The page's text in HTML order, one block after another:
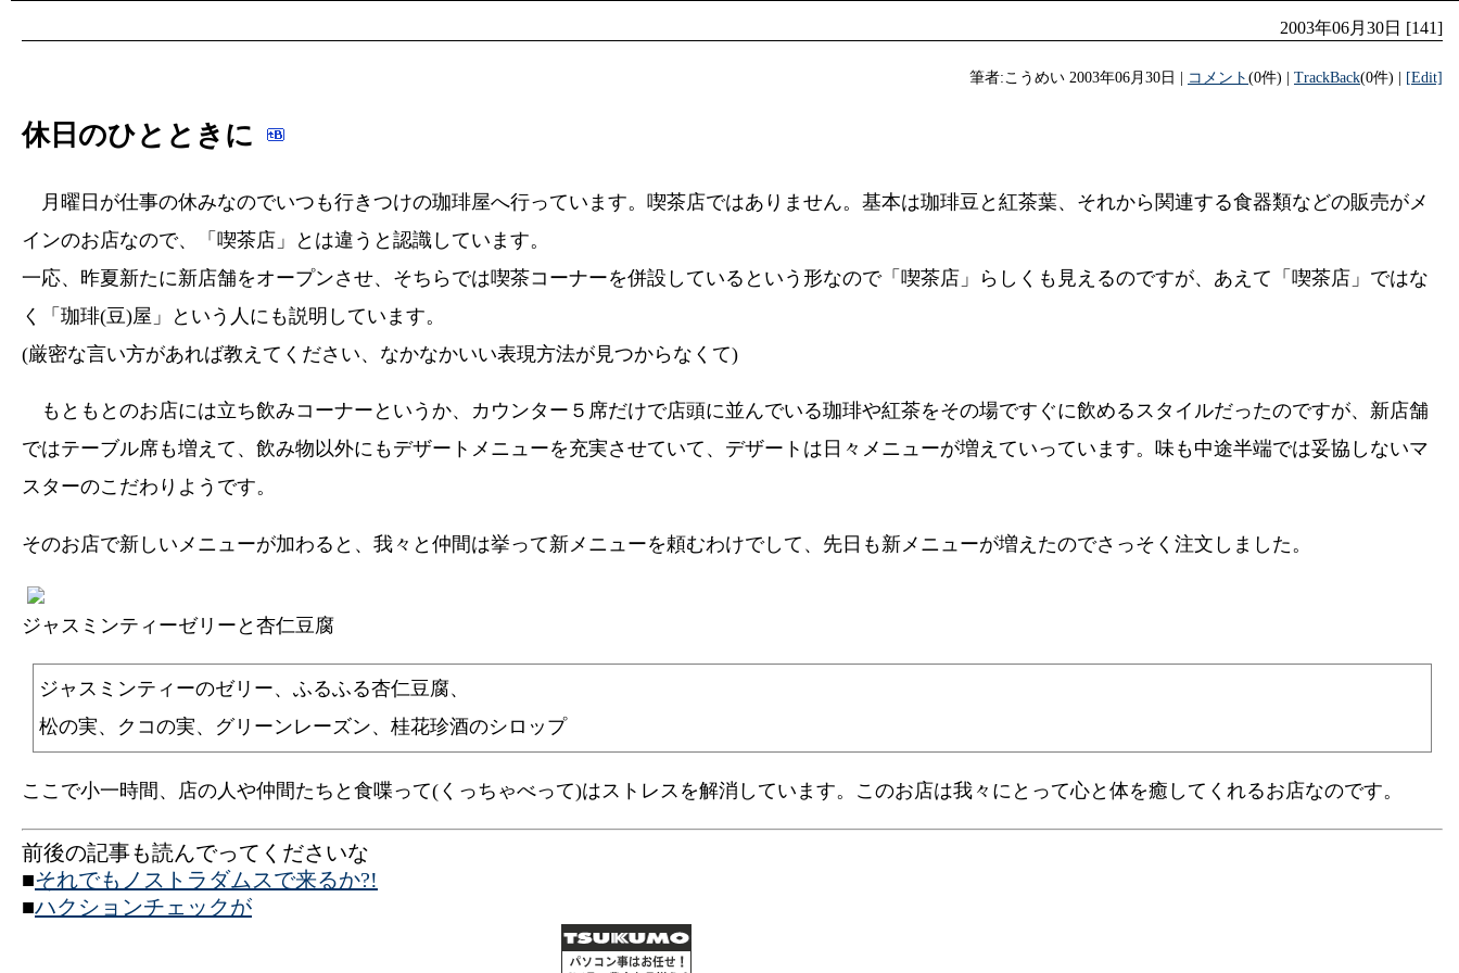
2003年06月30日 [141]
筆者:こうめい 2003年06月30日 | コメント (0件) | TrackBack(0件) | [Edit]
休日のひとときに
月曜日が仕事の休みなのでいつも行きつけの珈琲屋へ行っています。喫茶店ではありません。基本は珈琲豆と紅茶葉、それから関連する食器類などの販売がメ
インのお店なので、「喫茶店」とは違うと認識しています。
一応、昨夏新たに新店舗をオープンさせ、そちらでは喫茶コーナーを併設しているという形なので「喫茶店」らしくも見えるのですが、あえて「喫茶店」ではな
く「珈琲(豆)屋」という人にも説明しています。
(厳密な言い方があれば教えてください、なかなかいい表現方法が見つからなくて)
もともとのお店には立ち飲みコーナーというか、カウンター５席だけで店頭に並んでいる珈琲や紅茶をその場ですぐに飲めるスタイルだったのですが、新店舗
ではテーブル席も増えて、飲み物以外にもデザートメニューを充実させていて、デザートは日々メニューが増えていっています。味も中途半端では妥協しないマ
スターのこだわりようです。
そのお店で新しいメニューが加わると、我々と仲間は挙って新メニューを頼むわけでして、先日も新メニューが増えたのでさっそく注文しました。
ジャスミンティーゼリーと杏仁豆腐
ジャスミンティーのゼリー、ふるふる杏仁豆腐、
松の実、クコの実、グリーンレーズン、桂花珍酒のシロップ
ここで小一時間、店の人や仲間たちと食喋って(くっちゃべって)はストレスを解消しています。このお店は我々にとって心と体を癒してくれるお店なのです。
前後の記事も読んでってくださいな
■それでもノストラダムスで来るか?!
■ハクションチェックが